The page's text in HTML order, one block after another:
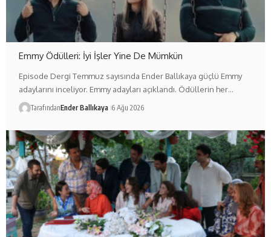
Emmy Ödülleri: İyi İşler Yine De Mümkün
Episode Dergi Temmuz sayısında Ender Ballıkaya güçlü Emmy
adaylarını inceliyor. Emmy adayları açıklandı. Ödüllerin her…
TarafındanEnder Ballıkaya 6 Ağu 2026